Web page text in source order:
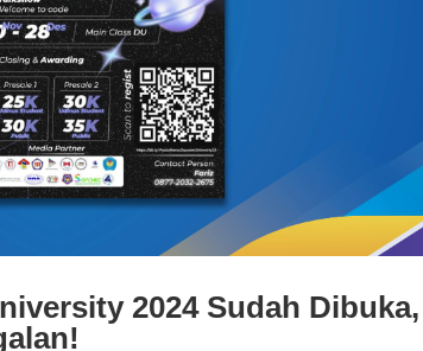
2024 Sudah Dibuka,